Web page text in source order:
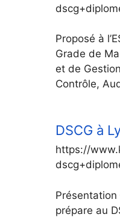
Proposé à
Grade de
et de
Contrôle,
DSCG à
https://
Présentation
prépare au